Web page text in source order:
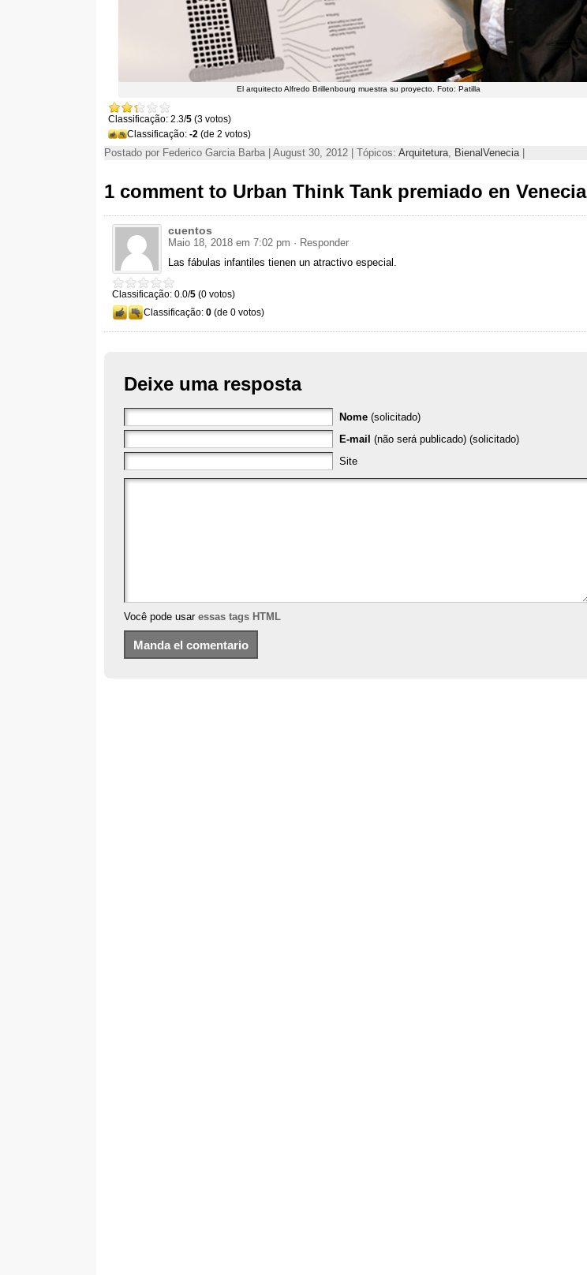
El arquitecto Alfredo Brillenbourg muestra su proyecto . Foto: Patilla
Classificação: 2.3/5 (3 votos)
Classificação: -2 (de 2 votos)
Postado por Federico Garcia Barba | August 30, 2012 | Tópicos: Arquitetura, BienalVenecia|
1 comment to Urban Think Tank premiado en Venecia
cuentos
Maio 18, 2018 em 7:02 pm · Responder
Las fábulas infantiles tienen un atractivo especial .
Classificação: 0.0/5 (0 votos)
Classificação: 0 (de 0 votos)
Deixe uma resposta
Nome (solicitado)
E-mail (não será publicado) (solicitado)
Site
Você pode usar essas tags HTML